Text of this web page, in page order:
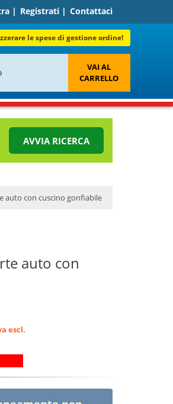
| Registrati| Contattaci
le spese di gestione ordine!
VAI AL
CARRELLO
AVVIA RICERCA
auto con cuscino gonfiabile
auto con
escl.